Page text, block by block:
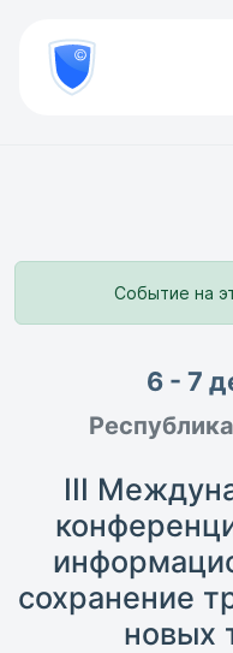
800
777-
81-Проверить
Событие на
6 - 7
III
сохранение
новых